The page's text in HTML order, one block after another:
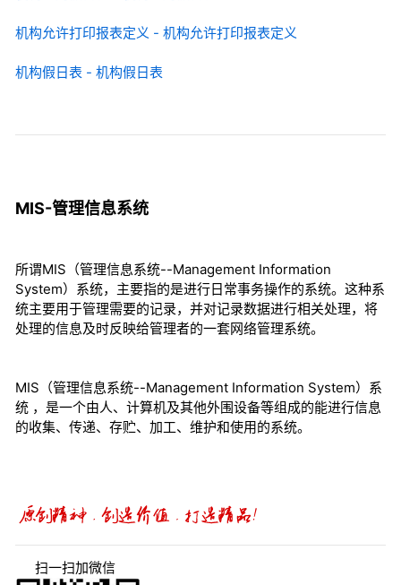
机构允许打印报表定义 - 机构允许打印报表定义
机构假日表 - 机构假日表
MIS-管理信息系统
所谓MIS（管理信息系统--Management Information
System）系统，主要指的是进行日常事务操作的系统。这种系
统主要用于管理需要的记录，并对记录数据进行相关处理，将
处理的信息及时反映给管理者的一套网络管理系统。
MIS（管理信息系统--Management Information System）系
统 ，是一个由人、计算机及其他外围设备等组成的能进行信息
的收集、传递、存贮、加工、维护和使用的系统。
扫一扫加微信